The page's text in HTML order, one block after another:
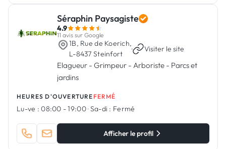
Séraphin Paysagiste
4.9
11 avis sur Google
1B, Rue de Koerich,
L-8437 Steinfort
· Visiter le site
Elagueur - Grimpeur - Arboriste - Parcs et
jardins
HEURES D'OUVERTURE FERMÉ
Lu-ve : 08:00 - 19:00·Sa-di : Fermé
Afficher le profil